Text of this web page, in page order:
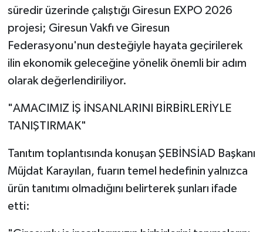
süredir üzerinde çalıştığı Giresun EXPO 2026
projesi; Giresun Vakfı ve Giresun
Federasyonu'nun desteğiyle hayata geçirilerek
ilin ekonomik geleceğine yönelik önemli bir adım
olarak değerlendiriliyor.
"AMACIMIZ İŞ İNSANLARINI BİRBİRLERİYLE
TANIŞTIRMAK"
Tanıtım toplantısında konuşan ŞEBİNSİAD Başkanı
Müjdat Karayılan, fuarın temel hedefinin yalnızca
ürün tanıtımı olmadığını belirterek şunları ifade
etti: